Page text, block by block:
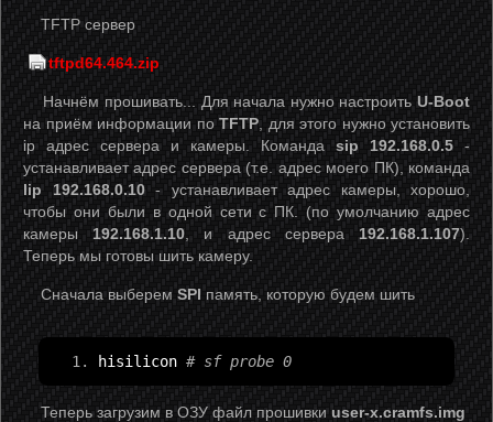
TFTP сервер
tftpd64.464.zip
Начнём прошивать... Для начала нужно настроить U-Boot
на приём информации по TFTP , для этого нужно установить
ip адрес сервера и камеры. Команда sip 192.168.0.5 -
устанавливает адрес сервера (т.е. адрес моего ПК), команда
lip 192.168.0.10- устанавливает адрес камеры, хорошо,
чтобы они были в одной сети с ПК. (по умолчанию адрес
камеры192.168.1.10 , и адрес сервера192.168.1.107).
Теперь мы готовы шить камеру.
Сначала выберем SPI память, которую будем шить
hisilicon # sf probe 0
Теперь загрузим в ОЗУ файл прошивки user-x.cramfs.img